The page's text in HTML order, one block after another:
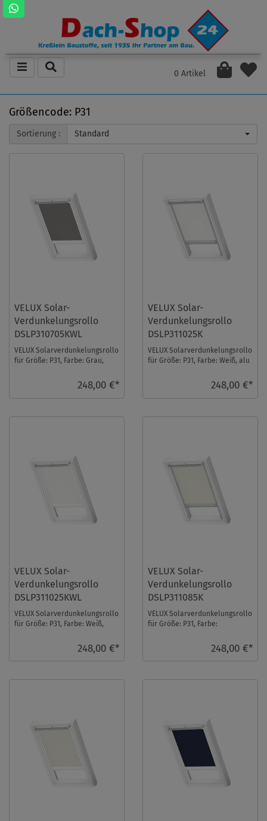
0 Artikel
Größencode: P31
Sortierung : Standard
VELUX Solar-
Verdunkelungsrollo
DSLP310705KWL
VELUX Solarverdunkelungsrollo
für Größe: P31, Farbe: Grau,
248,00 €*
VELUX Solar-
Verdunkelungsrollo
DSLP311025K
VELUX Solarverdunkelungsrollo
für Größe: P31, Farbe: Weiß, alu
248,00 €*
VELUX Solar-
Verdunkelungsrollo
DSLP311025KWL
VELUX Solarverdunkelungsrollo
für Größe: P31, Farbe: Weiß,
248,00 €*
VELUX Solar-
Verdunkelungsrollo
DSLP311085K
VELUX Solarverdunkelungsrollo
für Größe: P31, Farbe:
homecontrol kompa ...248,00 €*